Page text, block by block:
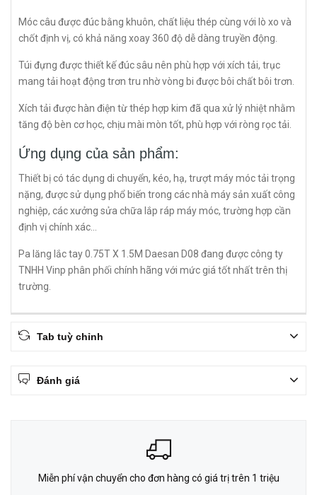
Móc câu được đúc bằng khuôn, chất liệu thép cùng với lò xo và
chốt định vị, có khả năng xoay 360 độ dễ dàng truyền động.
Túi đựng được thiết kế đúc sâu nên phù hợp với xích tải, trục
mang tải hoạt động trơn tru nhờ vòng bi được bôi chất bôi trơn.
Xích tải được hàn điện từ thép hợp kim đã qua xử lý nhiệt nhằm
tăng độ bèn cơ học, chịu mài mòn tốt, phù hợp với ròng rọc tải.
Ứng dụng của sản phẩm:
Thiết bị có tác dụng di chuyển, kéo, hạ, trượt máy móc tải trọng
nặng, được sử dụng phổ biến trong các nhà máy sản xuất công
nghiệp, các xưởng sửa chữa lắp ráp máy móc, trường hợp cần
định vị chính xác...
Pa lăng lắc tay 0.75T X 1.5M Daesan D08 đang được công ty
TNHH Vinp phân phối chính hãng với mức giá tốt nhất trên thị
trường.
Tab tuỳ chỉnh
Đánh giá
Miễn phí vận chuyển cho đơn hàng có giá trị trên 1 triệu